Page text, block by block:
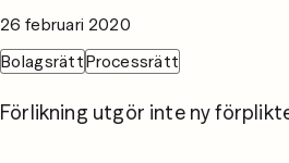
26 februari 2020
BolagsrättProcessrätt
Förlikning utgör inte ny